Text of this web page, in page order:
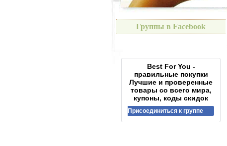
Группы в Facebook
Best For You -
правильные покупки
Лучшие и проверенные
товары со всего мира,
купоны, коды скидок
Присоединиться к группе